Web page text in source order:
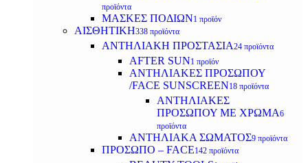
προϊόντα
ΜΑΣΚΕΣ ΠΟΔΙΩΝ1 προϊόν
ΑΙΣΘΗΤΙΚΗ338 προϊόντα
ΑΝΤΗΛΙΑΚΗ ΠΡΟΣΤΑΣΙΑ24 προϊόντα
AFTER SUN1 προϊόν
ΑΝΤΗΛΙΑΚΕΣ ΠΡΟΣΩΠΟΥ
/FACE SUNSCREEN18 προϊόντα
ΑΝΤΗΛΙΑΚΕΣ
ΠΡΟΣΩΠΟΥ ΜΕ ΧΡΩΜΑ6
προϊόντα
ΑΝΤΗΛΙΑΚΑ ΣΩΜΑΤΟΣ9 προϊόντα
ΠΡΟΣΩΠΟ – FACE142 προϊόντα